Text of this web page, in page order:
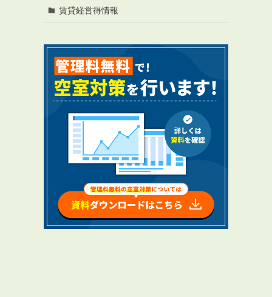
RENTALアブレイズの賃貸管理
管理料無料について
４つの強み
報酬と独自の保証内容
手続きの流れ
賃料査定について
賃貸経営得情報